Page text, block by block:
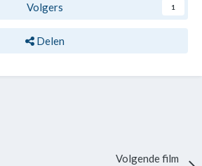
Volgers 1
Delen
Volgende film